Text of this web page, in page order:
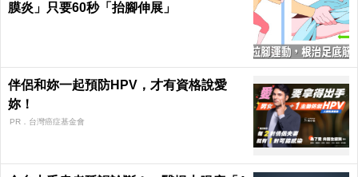
膜炎」只要60秒「抬腳伸展」
伴侶和妳一起預防HPV，才有資格說愛
妳！
PR．台灣癌症基金會